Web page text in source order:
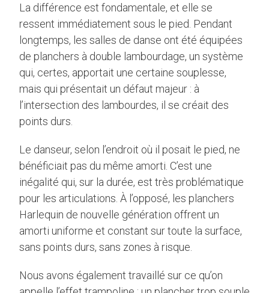
La différence est fondamentale, et elle se
ressent immédiatement sous le pied. Pendant
longtemps, les salles de danse ont été équipées
de planchers à double lambourdage, un système
qui, certes, apportait une certaine souplesse,
mais qui présentait un défaut majeur : à
l’intersection des lambourdes, il se créait des
points durs.
Le danseur, selon l’endroit où il posait le pied, ne
bénéficiait pas du même amorti. C’est une
inégalité qui, sur la durée, est très problématique
pour les articulations. À l’opposé, les planchers
Harlequin de nouvelle génération offrent un
amorti uniforme et constant sur toute la surface,
sans points durs, sans zones à risque.
Nous avons également travaillé sur ce qu’on